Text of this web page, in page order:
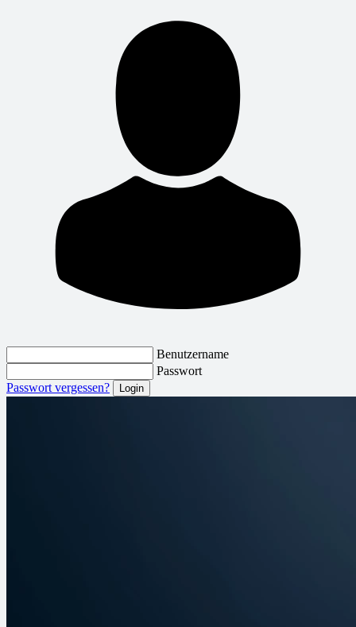
Benutzername
Passwort
Passwort vergessen?